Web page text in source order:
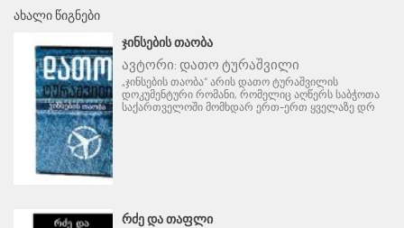
ᲐᲮᲐᲚᲘ ᲬᲘᲒᲜᲔᲑᲘ
ᲯᲘᲜᲡᲔᲑᲘᲡ ᲗᲐᲝᲑᲐ
ავტორი: დათო ტურაშვილი
„ჯინსების თაობა“ არის დათო ტურაშვილის
დოკუმენტური რომანი, რომელიც აღწერს საბჭოთა
საქართველოში მომხდარ ერთ-ერთ ყველაზე დრ
ᲠᲫᲔ ᲓᲐ ᲗᲐᲤᲚᲘ